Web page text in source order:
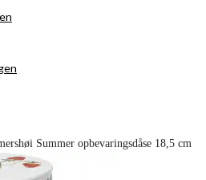
Summer opbevaringsdåse 18,5 cm